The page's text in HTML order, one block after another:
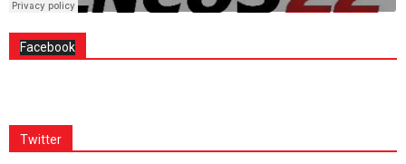
Facebook
Twitter